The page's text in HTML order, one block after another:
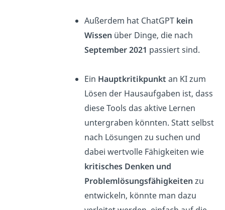
Außerdem hat ChatGPT kein
Wissen über Dinge, die nach
September2021 passiert sind.
Ein Hauptkritikpunkt an KI zum
Lösen der Hausaufgaben ist, dass
diese Tools das aktive Lernen
untergraben könnten. Statt selbst
nach Lösungen zu suchen und
dabei wertvolle Fähigkeiten wie
kritisches Denken und
Problemlösungsfähigkeiten zu
entwickeln, könnte man dazu